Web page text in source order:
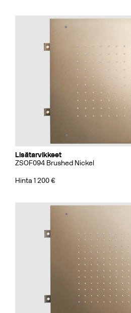
Lisätarvikkeet
ZSOF094 Brushed Nickel
Hinta 1 200 €